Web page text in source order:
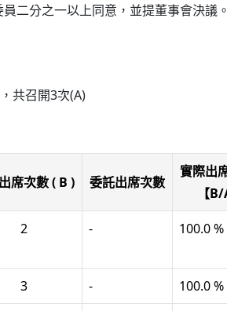
二分之一以上同意，並提董事會決
共召開3次(A)
席次數 ( B ) 委託出席次數
實際出
【B/
2 - 100.0 %
3 - 100.0 %